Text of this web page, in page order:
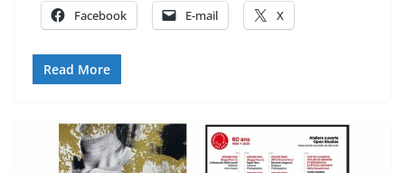
Facebook E-mail X
Read More